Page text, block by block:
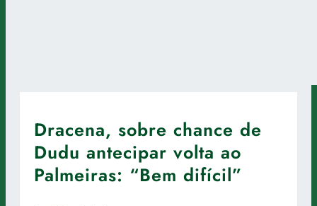
Dracena, sobre chance de
Dudu antecipar volta ao
Palmeiras: “Bem difícil”